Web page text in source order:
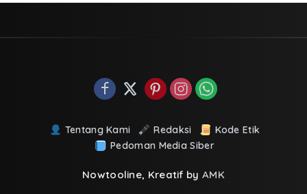
Tentang Kami Redaksi
Kode Etik
Pedoman Media Siber
Nowtooline, Kreatif by AMK